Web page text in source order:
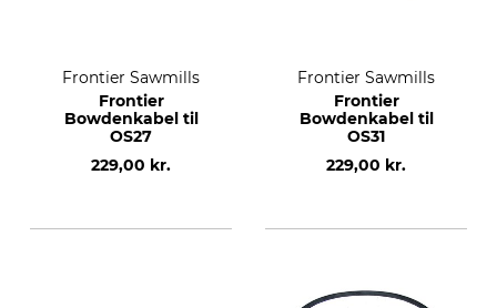
Frontier Sawmills
Frontier
Bowdenkabel til
OS27
229,00 kr.
Frontier Sawmills
Frontier
Bowdenkabel til
OS31
229,00 kr.